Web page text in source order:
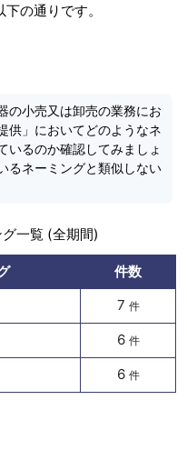
の通りです。
の小売又は卸売の業務にお
供」においてどのようなネ
いるのか確認してみましょ
るネーミングと類似しない
一覧 (全期間)
件数
7 件
6 件
6 件